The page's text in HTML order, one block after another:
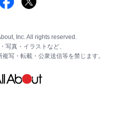
Inc. All rights reserved.
写真・イラストなど、
写・転載・公衆送信等を禁じます。